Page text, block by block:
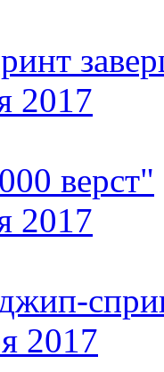
2017
верст"
2017
2017